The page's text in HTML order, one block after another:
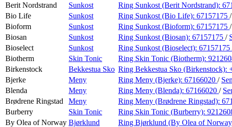
Magasin
Gavekort
Finn frem
Min Shopping-app
Kundeklubb
Kundeklubb
Berit Nordstrand
Sunkost Ring Sunkost (Berit Nordstrand):
Bio Life
Sunkost Ring Sunkost (Bio Life): 67157175 /
Bioform
Sunkost Ring Sunkost (Bioform): 67157175 /
Biosan
Sunkost Ring Sunkost (Biosan): 67157175 /
Bioselect
Sunkost Ring Sunkost (Bioselect): 67157175
Biotherm
Skin Tonic Ring Skin Tonic (Biotherm):
Birkenstock
Bekkestua Sko Ring Bekkestua Sko (Birkenstock):
Bjerke
Meny Ring Meny (Bjerke): 67166020 /
Blenda
Meny Ring Meny (Blenda): 67166020 /
Brødrene Ringstad
Meny Ring Meny (Brødrene Ringstad):
Burberry
Skin Tonic Ring Skin Tonic (Burberry):
By Olea of Norway Bjørklund Ring Bjørklund (By Olea of